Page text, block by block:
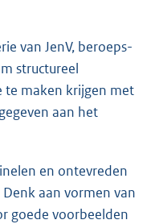
van JenV, beroeps-
structureel
te maken krijgen met
aan het
en ontevreden
aan vormen van
goede voorbeelden